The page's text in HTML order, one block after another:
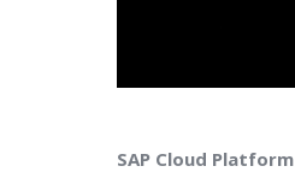
SAP Cloud Platform